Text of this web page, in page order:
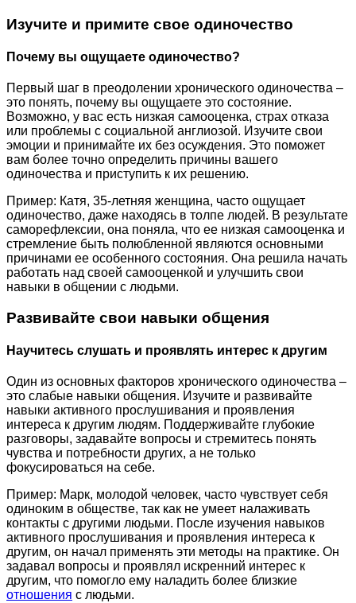
Изучите и примите свое одиночество
Почему вы ощущаете одиночество?
Первый шаг в преодолении хронического одиночества –
это понять, почему вы ощущаете это состояние.
Возможно, у вас есть низкая самооценка, страх отказа
или проблемы с социальной англиозой. Изучите свои
эмоции и принимайте их без осуждения. Это поможет
вам более точно определить причины вашего
одиночества и приступить к их решению.
Пример: Катя, 35-летняя женщина, часто ощущает
одиночество, даже находясь в толпе людей. В результате
саморефлексии, она поняла, что ее низкая самооценка и
стремление быть полюбленной являются основными
причинами ее особенного состояния. Она решила начать
работать над своей самооценкой и улучшить свои
навыки в общении с людьми.
Развивайте свои навыки общения
Научитесь слушать и проявлять интерес к другим
Один из основных факторов хронического одиночества –
это слабые навыки общения. Изучите и развивайте
навыки активного прослушивания и проявления
интереса к другим людям. Поддерживайте глубокие
разговоры, задавайте вопросы и стремитесь понять
чувства и потребности других, а не только
фокусироваться на себе.
Пример: Марк, молодой человек, часто чувствует себя
одиноким в обществе, так как не умеет налаживать
контакты с другими людьми. После изучения навыков
активного прослушивания и проявления интереса к
другим, он начал применять эти методы на практике. Он
задавал вопросы и проявлял искренний интерес к
другим, что помогло ему наладить более близкие
отношения с людьми.